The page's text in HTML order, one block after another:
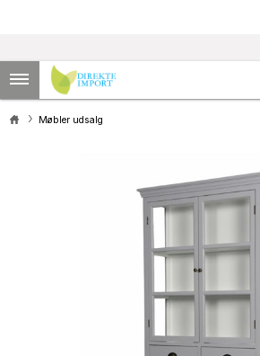
Møbler udsalg